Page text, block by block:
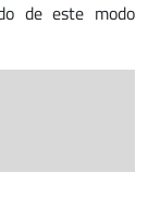
de este modo